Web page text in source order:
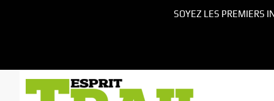
SOYEZ LES PREMIERS